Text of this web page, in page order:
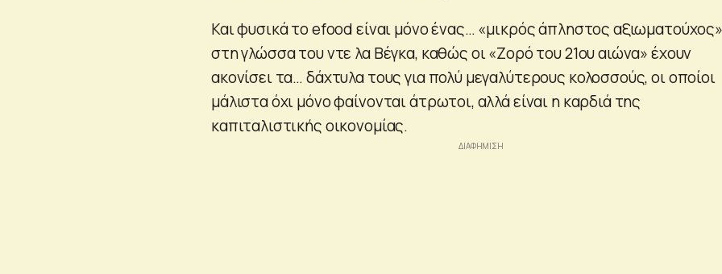
Και φυσικά το efood είναι μόνο ένας… «μικρός άπληστος αξιωματούχος»
στη γλώσσα του ντε λα Βέγκα, καθώς οι «Ζορό του 21ου αιώνα» έχουν
ακονίσει τα… δάχτυλα τους για πολύ μεγαλύτερους κολοσσούς, οι οποίοι
μάλιστα όχι μόνο φαίνονται άτρωτοι, αλλά είναι η καρδιά της
καπιταλιστικής οικονομίας.